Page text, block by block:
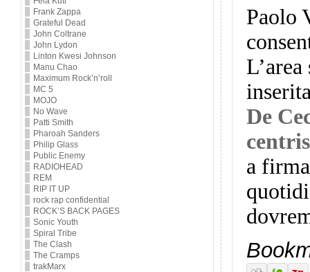
Frank Zappa
Grateful Dead
John Coltrane
John Lydon
Linton Kwesi Johnson
Manu Chao
Maximum Rock’n’roll
MC 5
MOJO
No Wave
Patti Smith
Pharoah Sanders
Philip Glass
Public Enemy
RADIOHEAD
REM
RIP IT UP
rock rap confidential
ROCK’S BACK PAGES
Sonic Youth
Spiral Tribe
The Clash
The Cramps
trakMarx
Paolo
De
a